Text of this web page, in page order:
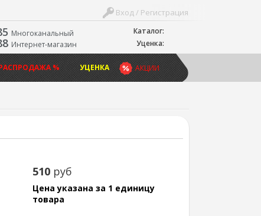
Каталог:
Уценка:
Вход / Регистрация
Многоканальный
Интернет-магазин
АКЦИИ
% УЦЕНКА
510 руб
Цена указана за 1 единицу
товара